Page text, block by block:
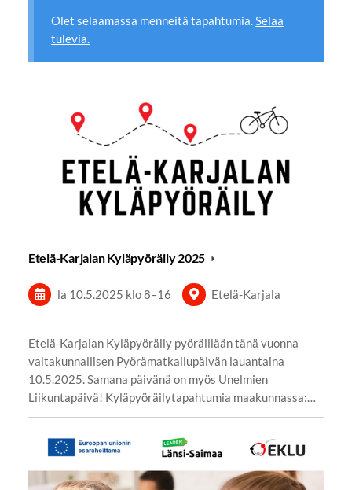
Olet selaamassa menneitä tapahtumia.Selaa
tulevia.
Etelä-Karjalan Kyläpyöräily 2025
la 10.5.2025 klo 8–16 Etelä-Karjala
Etelä-Karjalan Kyläpyöräily pyöräillään tänä vuonna
valtakunnallisen Pyörämatkailupäivän lauantaina
10.5.2025. Samana päivänä on myös Unelmien
Liikuntapäivä! Kyläpyöräilytapahtumia maakunnassa:…